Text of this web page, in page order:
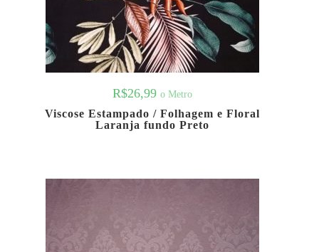
R$26,99 o Metro
Viscose Estampado / Folhagem e Floral
Laranja fundo Preto